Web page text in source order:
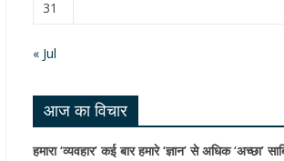
31
« Jul
आज का विचार
हमारा ‘व्यवहार’ कई बार हमारे ‘ज्ञान’ से अधिक ‘अच्छा’